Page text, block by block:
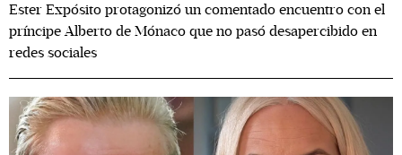
Ester Expósito protagonizó un comentado encuentro con el
príncipe Alberto de Mónaco que no pasó desapercibido en
redes sociales